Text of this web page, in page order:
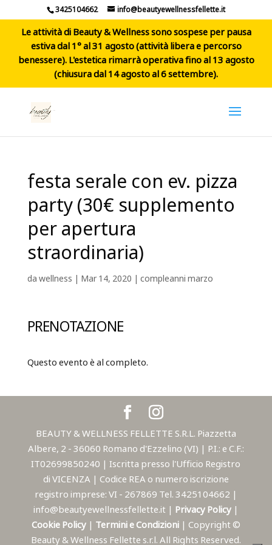
3425104662 info@beautyewellnessfellette.it
Le attività di Beauty & Wellness sono sospese per pausa
estiva dal 1° al 31 agosto (attività libera e percorso
benessere). L'estetica rimarrà operativa fino al 13 agosto
(chiusura dal 14 agosto al 6 settembre).
festa serale con ev. pizza
party (30€ supplemento
per apertura
straordinaria)
dawellness | Mar 14, 2020 | compleanni marzo
PRENOTAZIONE
Questo evento è al completo.
BEAUTY & WELLNESS FELLETTE S.R.L. Piazzetta
Albere, 2 - 36060 Romano d'Ezzelino (VI) | P.I.: e C.F.:
IT02699850240 | Iscritta presso l'Ufficio Registro
di VICENZA | Codice REA o numero iscrizione
registro imprese: VI - 267869 Tel. 3425104662 |
info@beautyewellnessfellette.it | Privacy Policy |
Cookie Policy | Termini e Condizioni | Copyright ©
Beauty & Wellness Fellette s.r.l. All Rights Reserved.